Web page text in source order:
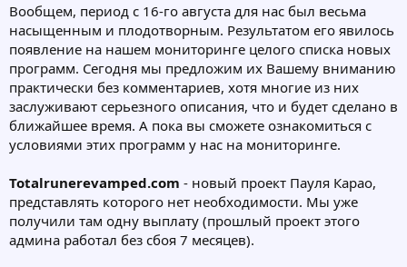
Вообщем, период с 16-го августа для нас был весьма
насыщенным и плодотворным. Результатом его явилось
появление на нашем мониторинге целого списка новых
программ. Сегодня мы предложим их Вашему вниманию
практически без комментариев, хотя многие из них
заслуживают серьезного описания, что и будет сделано в
ближайшее время. А пока вы сможете ознакомиться с
условиями этих программ у нас на мониторинге.
Totalrunerevamped.com - новый проект Пауля Карао,
представлять которого нет необходимости. Мы уже
получили там одну выплату (прошлый проект этого
админа работал без сбоя 7 месяцев).